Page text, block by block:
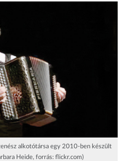
alkotótársa egy 2010-ben készült
Heide, forrás: flickr.com)